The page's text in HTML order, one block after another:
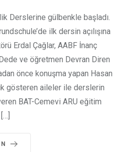
Derslerine gülbenkle başladı.
ilk dersin açılışına
Erdal Çağlar, AABF İnanç
ve öğretmen Devran Diren
önce konuşma yapan Hasan
gösteren aileler ile derslerin
BAT-Cemevi ARU eğitim